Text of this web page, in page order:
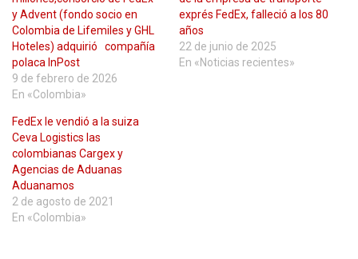
y Advent (fondo socio en
Colombia de Lifemiles y GHL
Hoteles) adquirió compañía
polaca InPost
9 de febrero de 2026
En «Colombia»
exprés FedEx, falleció a los 80
años
22 de junio de 2025
En «Noticias recientes»
FedEx le vendió a la suiza
Ceva Logistics las
colombianas Cargex y
Agencias de Aduanas
Aduanamos
2 de agosto de 2021
En «Colombia»